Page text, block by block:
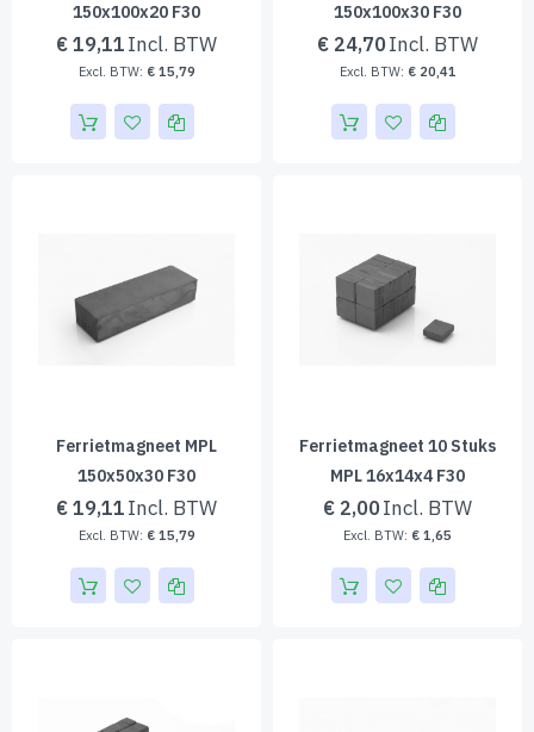
150x100x20 F30
€ 19,11
€ 15,79
150x100x30 F30
€ 24,70
€ 20,41
Ferrietmagneet MPL
150x50x30 F30
€ 19,11
€ 15,79
Ferrietmagneet 10 Stuks
MPL 16x14x4 F30
€ 2,00
€ 1,65